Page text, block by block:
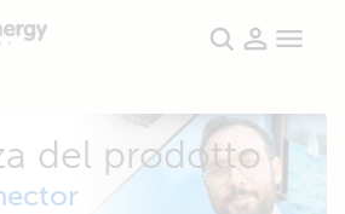
del prodotto